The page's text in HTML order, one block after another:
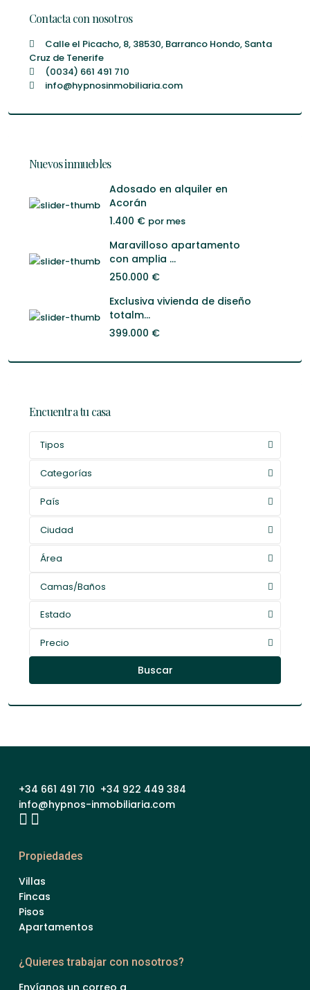
Contacta con nosotros
Calle el Picacho, 8, 38530, Barranco Hondo, Santa
Cruz de Tenerife
(0034) 661 491 710
info@hypnosinmobiliaria.com
Nuevos inmuebles
Adosado en alquiler en
Acorán
1.400 € por mes
Maravilloso apartamento
con amplia ...
250.000 €
Exclusiva vivienda de diseño
totalm...
399.000 €
Encuentra tu casa
Tipos
Categorías
País
Ciudad
Área
Camas/Baños
Estado
Precio
Buscar
+34 661 491 710 +34 922 449 384
info@hypnos-inmobiliaria.com
Propiedades
Villas
Fincas
Pisos
Apartamentos
¿Quieres trabajar con nosotros?
Envíanos un correo a